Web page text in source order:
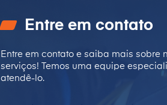
Entre em contato
Entre em contato e saiba mais sobre
serviços! Temos uma equipe
atendê-lo.